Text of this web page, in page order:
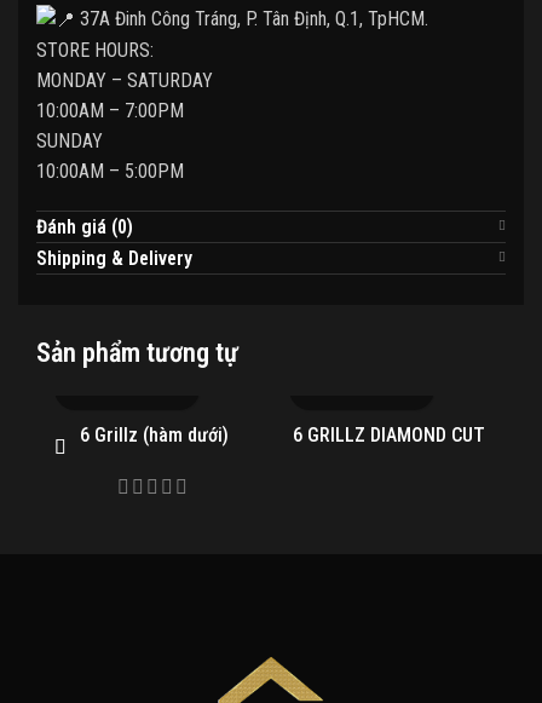
37A Đinh Công Tráng, P. Tân Định, Q.1, TpHCM.
STORE HOURS:
MONDAY – SATURDAY
10:00AM – 7:00PM
SUNDAY
10:00AM – 5:00PM
Đánh giá (0)
Shipping & Delivery
Sản phẩm tương tự
6 Grillz (hàm dưới) 6 GRILLZ DIAMOND CUT